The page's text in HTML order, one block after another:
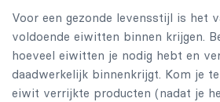
Voor een gezonde levensstijl is het
voldoende eiwitten binnen krijgen.
hoeveel eiwitten je nodig hebt en
daadwerkelijk binnenkrijgt. Kom je
eiwit verrijkte producten (nadat je